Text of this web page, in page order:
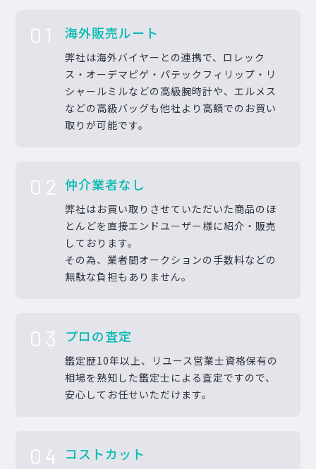
01 海外販売ルート
弊社は海外バイヤーとの連携で、ロレック
ス・オーデマピゲ・パテックフィリップ・リ
シャールミルなどの高級腕時計や、エルメス
などの高級バッグも他社より高額でのお買い
取りが可能です。
02 仲介業者なし
弊社はお買い取りさせていただいた商品のほ
とんどを直接エンドユーザー様に紹介・販売
しております。
その為、業者間オークションの手数料などの
無駄な負担もありません。
03 プロの査定
鑑定歴10年以上、リユース営業士資格保有の
相場を熟知した鑑定士による査定ですので、
安心してお任せいただけます。
04 コストカット